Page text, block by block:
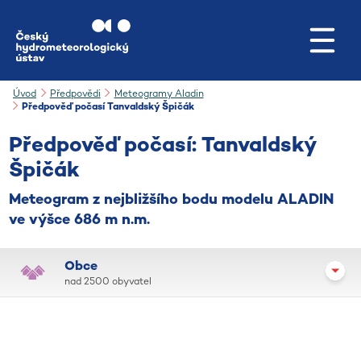
Úvod Předpovědi
Meteogramy Aladin
Předpověď počasí Tanvaldský Špičák
Předpověď počasí: Tanvaldský
Špičák
Meteogram z nejbližšího bodu modelu ALADIN
ve výšce 686 m n.m.
Obce
nad 2500 obyvatel